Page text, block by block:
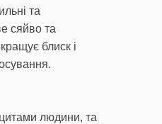
та
сяйво та
блиск і
людини, та